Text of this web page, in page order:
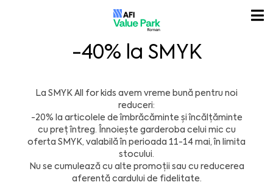
-40% la SMYK
La SMYKAll for kids avem vreme bună pentru noi
reduceri:
-20% la articolele de îmbrăcăminte și încălțăminte
cu preț întreg. Înnoiește garderoba celui mic cu
oferta SMYK, valabilă în perioada 11-14 mai, în limita
stocului.
Nu se cumulează cu alte promoții sau cu reducerea
aferentă cardului de fidelitate.